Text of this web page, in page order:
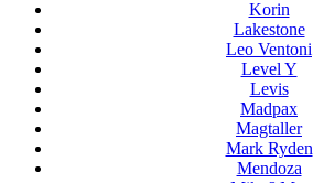
Korin
Lakestone
Leo Ventoni
Level Y
Levis
Madpax
Magtaller
Mark Ryden
Mendoza